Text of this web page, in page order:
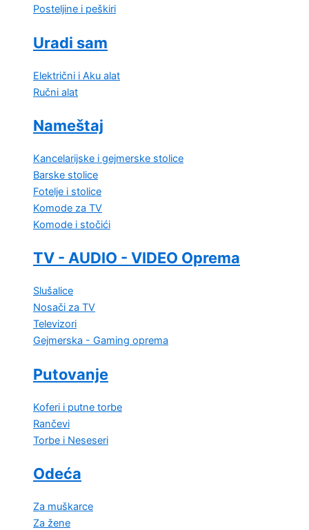
Posteljine i peškiri
Uradi sam
Električni i Aku alat
Ručni alat
Nameštaj
Kancelarijske i gejmerske stolice
Barske stolice
Fotelje i stolice
Komode za TV
Komode i stočići
TV - AUDIO - VIDEO Oprema
Slušalice
Nosači za TV
Televizori
Gejmerska - Gaming oprema
Putovanje
Koferi i putne torbe
Rančevi
Torbe i Neseseri
Odeća
Za muškarce
Za žene